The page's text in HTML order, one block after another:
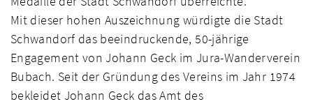
Mit dieser hohen Auszeichnung würdigte die Stadt
Schwandorf das beeindruckende, 50-jährige
Engagement von Johann Geck im Jura-Wanderverein
Bubach. Seit der Gründung des Vereins im Jahr 1974
bekleidet Johann Geck das Amt des